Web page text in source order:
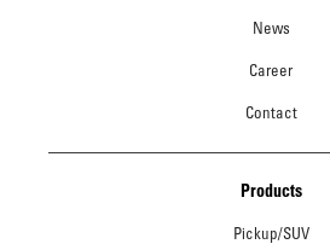
News
Career
Contact
Products
Pickup/SUV